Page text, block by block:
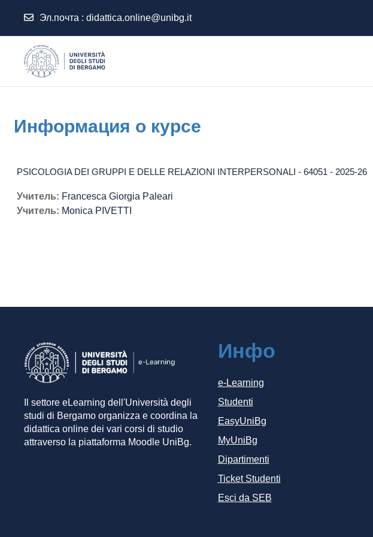
Эл.почта : didattica.online@unibg.it
Информация о курсе
PSICOLOGIA DEI GRUPPI E DELLE RELAZIONI INTERPERSONALI - 64051 - 2025-26
Учитель: Francesca Giorgia Paleari
Учитель: Monica PIVETTI
Il settore eLearning dell'Università degli
studi di Bergamo organizza e coordina la
didattica online dei vari corsi di studio
attraverso la piattaforma Moodle UniBg.
Инфо
e-Learning
Studenti
EasyUniBg
MyUniBg
Dipartimenti
Ticket Studenti
Esci da SEB